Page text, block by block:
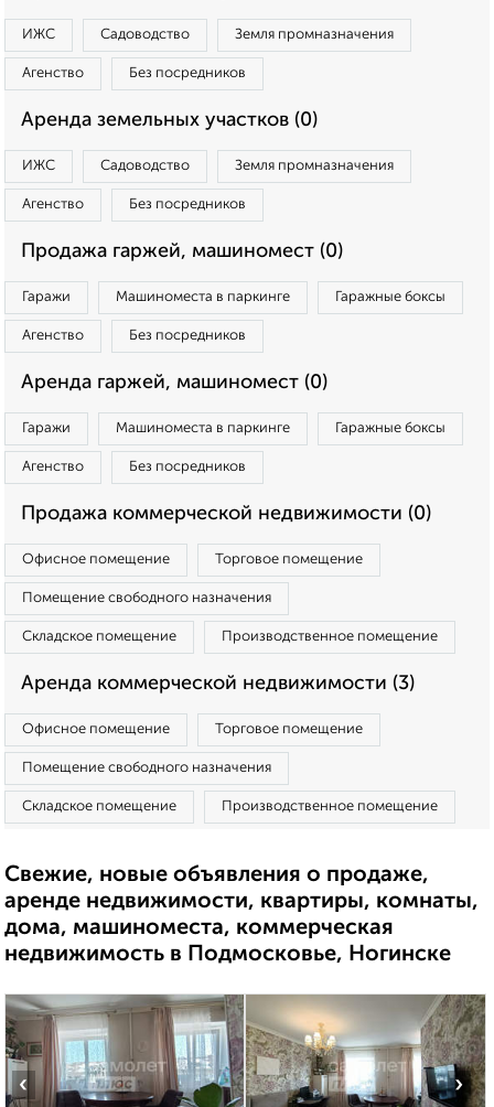
ИЖС Садоводство Земля промназначения
Агенство Без посредников
Аренда земельных участков (0)
ИЖС Садоводство Земля промназначения
Агенство Без посредников
Продажа гаржей, машиномест (0)
Гаражи Машиноместа в паркинге Гаражные боксы
Агенство Без посредников
Аренда гаржей, машиномест (0)
Гаражи Машиноместа в паркинге Гаражные боксы
Агенство Без посредников
Продажа коммерческой недвижимости (0)
Офисное помещение Торговое помещение
Помещение свободного назначения
Складское помещение Производственное помещение
Аренда коммерческой недвижимости (3)
Офисное помещение Торговое помещение
Помещение свободного назначения
Складское помещение Производственное помещение
Свежие, новые объявления о продаже,
аренде недвижимости, квартиры, комнаты,
дома, машиноместа, коммерческая
недвижимость в Подмосковье, Ногинске
‹ ›